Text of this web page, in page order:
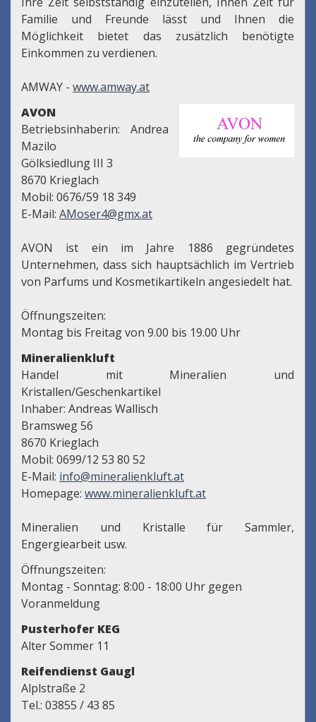
Familie und Freunde lässt und Ihnen die
Möglichkeit bietet das zusätzlich benötigte
Einkommen zu verdienen.
AMWAY - www.amway.at
AVON
Betriebsinhaberin: Andrea
Mazilo
Gölksiedlung III 3
8670 Krieglach
Mobil: 0676/59 18 349
E-Mail: AMoser4@gmx.at
AVON ist ein im Jahre 1886 gegründetes
Unternehmen, dass sich hauptsächlich im Vertrieb
von Parfums und Kosmetikartikeln angesiedelt hat.
Öffnungszeiten:
Montag bis Freitag von 9.00 bis 19.00 Uhr
Mineralienkluft
Handel mit Mineralien und
Kristallen/Geschenkartikel
Inhaber: Andreas Wallisch
Bramsweg 56
8670 Krieglach
Mobil: 0699/12 53 80 52
E-Mail: info@mineralienkluft.at
Homepage: www.mineralienkluft.at
Mineralien und Kristalle für Sammler,
Engergiearbeit usw.
Öffnungszeiten:
Montag - Sonntag: 8:00 - 18:00 Uhr gegen
Voranmeldung
Pusterhofer KEG
Alter Sommer 11
Reifendienst Gaugl
Alplstraße 2
Tel.: 03855 / 43 85